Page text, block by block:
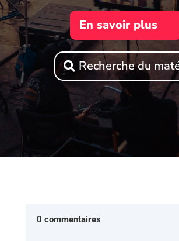
En savoir plus
Recherche du
0 commentaires